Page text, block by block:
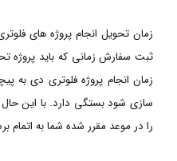
زمان تحویل انجام پروژه های
ثبت سفارش زمانی که باید پروژه
زمان انجام پروژه فلوتری دی به
سازی شود بستگی دارد. با این
را در موعد مقرر شده شما به اتمام